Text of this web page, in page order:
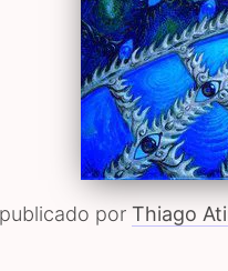
publicado por Thiago